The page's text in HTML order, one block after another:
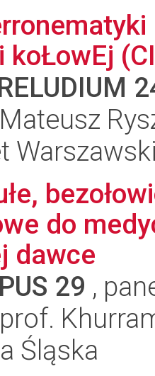
koŁowEj
do
dawce
29 ,
Śląska